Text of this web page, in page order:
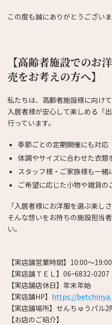
この度も誠にありがとうございま
【高齢者施設でのお
売をお考えの方へ】
私たちは、高齢者施設様に向けて
入居者様が安心して楽しめる「
行っています。
季節ごとの定期開催にも対応
体調やサイズに合わせた衣類
スタッフ様・ご家族様も一緒
ご希望に応じた小物や雑貨の
「入居者様にお洋服を選ぶ楽し
そんな想いをお持ちの施設担当
い。
【実店舗営業時間】10:00～19:00
【実店舗ＴＥＬ】06ｰ6832-0207
【実店舗店休日】年末年始
【実店舗HP】 https://
【実店舗場所】せんちゅうパ
【お店のご紹介】